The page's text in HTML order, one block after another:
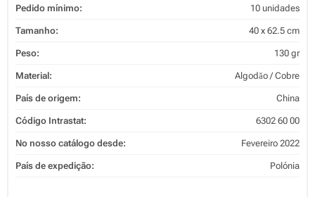
Pedido mínimo: 10 unidades
Tamanho: 40 x 62.5 cm
Peso: 130 gr
Material: Algodăo / Cobre
País de origem: China
Código Intrastat: 6302 60 00
No nosso catálogo desde: Fevereiro 2022
País de expedição: Polónia